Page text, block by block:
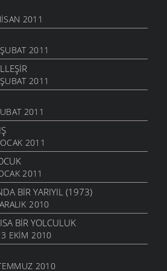
2006
2011
2011
2011
2011
2011
2011
BIR YARIYIL (1973)
2010
BIR YOLCULUK
EKIM 2010
2010